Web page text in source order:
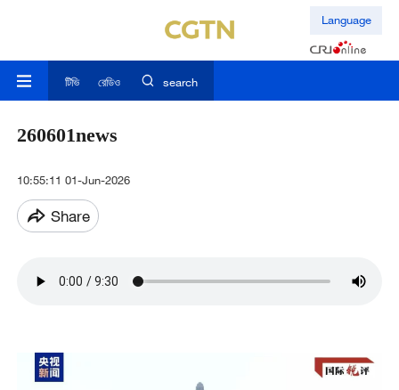
Language
টিভি রেডিও search
260601news
10:55:11 01-Jun-2026
Share